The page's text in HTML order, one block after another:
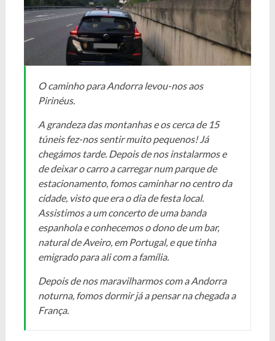
O caminho para Andorra levou-nos aos
Pirinéus.
A grandeza das montanhas e os cerca de 15
túneis fez-nos sentir muito pequenos! Já
chegámos tarde. Depois de nos instalarmos e
de deixar o carro a carregar num parque de
estacionamento, fomos caminhar no centro da
cidade, visto que era o dia de festa local.
Assistimos a um concerto de uma banda
espanhola e conhecemos o dono de um bar,
natural de Aveiro, em Portugal, e que tinha
emigrado para ali com a família.
Depois de nos maravilharmos com a Andorra
noturna, fomos dormir já a pensar na chegada a
França.